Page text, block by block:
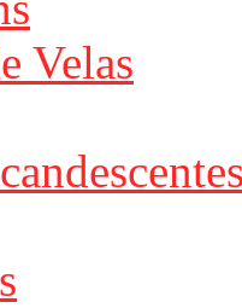
Velas